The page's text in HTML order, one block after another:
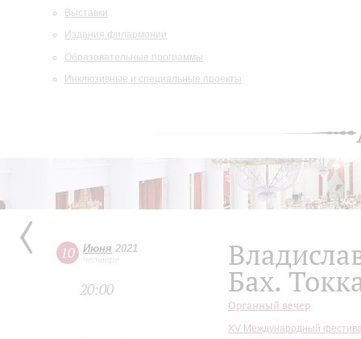
Выставки
Издания филармонии
Образовательные программы
Инклюзивные и специальные проекты
10 Июня 2021
четверг
20:00 Бах.
Органный вечер
XV Международный